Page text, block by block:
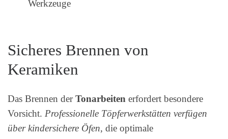
Werkzeuge
Sicheres Brennen von
Keramiken
Das Brennen derTonarbeiten erfordert besondere
Vorsicht. Professionelle Töpferwerkstätten verfügen
über kindersichere Öfen, die optimale